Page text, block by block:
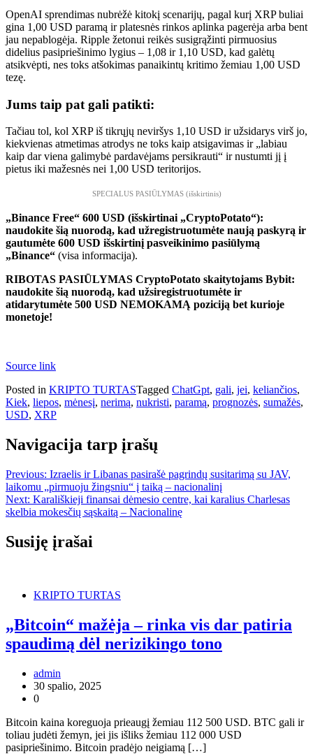
OpenAI sprendimas nubrėžė kitokį scenarijų, pagal kurį XRP buliai
gina 1,00 USD paramą ir platesnės rinkos aplinka pagerėja arba bent
jau nepablogėja. Ripple žetonui reikės susigrąžinti pirmuosius
didelius pasipriešinimo lygius – 1,08 ir 1,10 USD, kad galėtų
atsikvėpti, nes toks atšokimas panaikintų kritimo žemiau 1,00 USD
tezę.
Jums taip pat gali patikti:
Tačiau tol, kol XRP iš tikrųjų neviršys 1,10 USD ir užsidarys virš jo,
kiekvienas atmetimas atrodys ne toks kaip atsigavimas ir „labiau
kaip dar viena galimybė pardavėjams persikrauti“ ir nustumti jį į
pietus iki mažesnės nei 1,00 USD teritorijos.
SPECIALUS PASIŪLYMAS (išskirtinis)
„Binance Free“ 600 USD (išskirtinai „CryptoPotato“):
naudokite šią nuorodą, kad užregistruotumėte naują paskyrą ir
gautumėte 600 USD išskirtinį pasveikinimo pasiūlymą
„Binance“ (visa informacija).
RIBOTAS PASIŪLYMAS CryptoPotato skaitytojams Bybit:
naudokite šią nuorodą, kad užsiregistruotumėte ir
atidarytumėte 500 USD NEMOKAMĄ poziciją bet kurioje
monetoje!
Source link
Posted in KRIPTO TURTASTagged ChatGpt, gali, jei, keliančios,
Kiek, liepos, mėnesį, nerimą, nukristi, paramą, prognozės, sumažės,
USD, XRP
Navigacija tarp įrašų
Previous: Izraelis ir Libanas pasirašė pagrindų susitarimą su JAV,
laikomu „pirmuoju žingsniu“ į taiką – nacionalinį
Next: Karališkieji finansai dėmesio centre, kai karalius Charlesas
skelbia mokesčių sąskaitą – Nacionalinę
Susiję įrašai
KRIPTO TURTAS
„Bitcoin“ mažėja – rinka vis dar patiria
spaudimą dėl nerizikingo tono
admin
30 spalio, 2025
0
Bitcoin kaina koreguoja prieaugį žemiau 112 500 USD. BTC gali ir
toliau judėti žemyn, jei jis išliks žemiau 112 000 USD
pasipriešinimo. Bitcoin pradėjo neigiamą […]